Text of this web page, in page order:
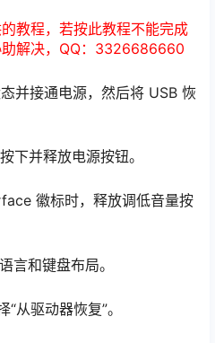
教程，若按此教程不能完成
解决，QQ：3326686660
并接通电源，然后将 USB 恢
下并释放电源按钮。
徽标时，释放调低音量按
言和键盘布局。
从驱动器恢复”。